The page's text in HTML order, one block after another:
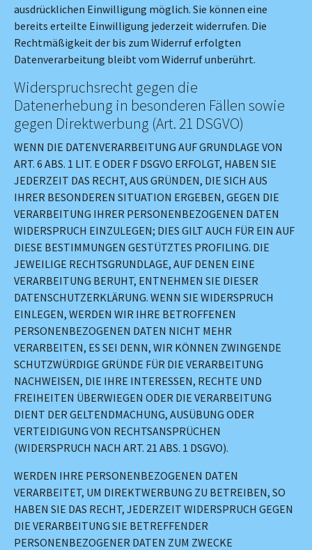
ausdrücklichen Einwilligung möglich. Sie können eine
bereits erteilte Einwilligung jederzeit widerrufen. Die
Rechtmäßigkeit der bis zum Widerruf erfolgten
Datenverarbeitung bleibt vom Widerruf unberührt.
Widerspruchsrecht gegen die
Datenerhebung in besonderen Fällen sowie
gegen Direktwerbung (Art. 21 DSGVO)
WENN DIE DATENVERARBEITUNG AUF GRUNDLAGE VON
ART. 6 ABS. 1 LIT. E ODER F DSGVO ERFOLGT, HABEN SIE
JEDERZEIT DAS RECHT, AUS GRÜNDEN, DIE SICH AUS
IHRER BESONDEREN SITUATION ERGEBEN, GEGEN DIE
VERARBEITUNG IHRER PERSONENBEZOGENEN DATEN
WIDERSPRUCH EINZULEGEN; DIES GILT AUCH FÜR EIN AUF
DIESE BESTIMMUNGEN GESTÜTZTES PROFILING. DIE
JEWEILIGE RECHTSGRUNDLAGE, AUF DENEN EINE
VERARBEITUNG BERUHT, ENTNEHMEN SIE DIESER
DATENSCHUTZERKLÄRUNG. WENN SIE WIDERSPRUCH
EINLEGEN, WERDEN WIR IHRE BETROFFENEN
PERSONENBEZOGENEN DATEN NICHT MEHR
VERARBEITEN, ES SEI DENN, WIR KÖNNEN ZWINGENDE
SCHUTZWÜRDIGE GRÜNDE FÜR DIE VERARBEITUNG
NACHWEISEN, DIE IHRE INTERESSEN, RECHTE UND
FREIHEITEN ÜBERWIEGEN ODER DIE VERARBEITUNG
DIENT DER GELTENDMACHUNG, AUSÜBUNG ODER
VERTEIDIGUNG VON RECHTSANSPRÜCHEN
(WIDERSPRUCH NACH ART. 21 ABS. 1 DSGVO).
WERDEN IHRE PERSONENBEZOGENEN DATEN
VERARBEITET, UM DIREKTWERBUNG ZU BETREIBEN, SO
HABEN SIE DAS RECHT, JEDERZEIT WIDERSPRUCH GEGEN
DIE VERARBEITUNG SIE BETREFFENDER
PERSONENBEZOGENER DATEN ZUM ZWECKE